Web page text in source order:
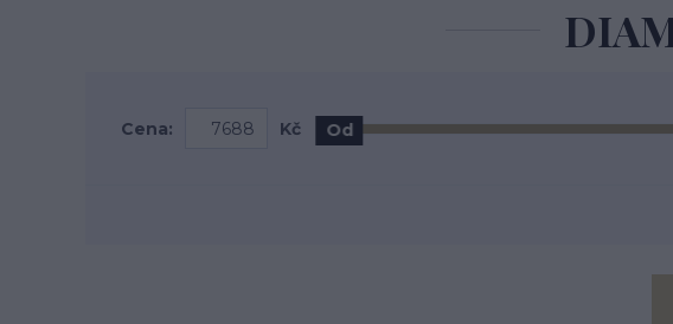
Cena: Kč Od